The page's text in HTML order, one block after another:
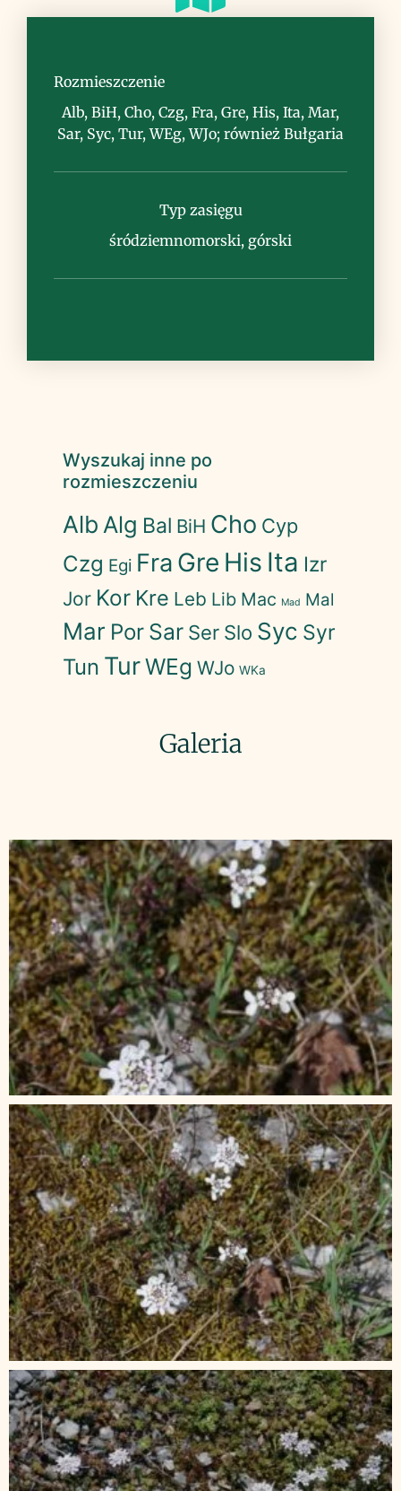
Uwagi
Rozmieszczenie
Alb, BiH, Cho, Czg, Fra, Gre, His, Ita, Mar,
Sar, Syc, Tur, WEg, WJo; również Bułgaria
Typ zasięgu
śródziemnomorski, górski
Wyszukaj inne po
rozmieszczeniu
Alb Alg Bal BiH Cho Cyp
Czg Egi Fra Gre His Ita Izr
Jor Kor Kre Leb Lib Mac Mad Mal
Mar Por Sar Ser Slo Syc Syr
Tun TurWEg WJo WKa
Galeria